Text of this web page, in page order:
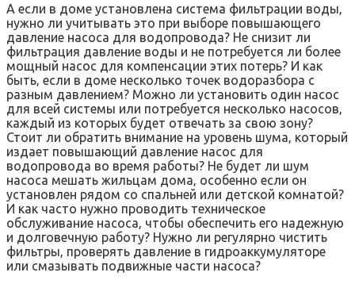
А если в доме установлена система фильтрации воды‚
нужно ли учитывать это при выборе повышающего
давление насоса для водопровода? Не снизит ли
фильтрация давление воды и не потребуется ли более
мощный насос для компенсации этих потерь? И как
быть‚ если в доме несколько точек водоразбора с
разным давлением? Можно ли установить один насос
для всей системы или потребуется несколько насосов‚
каждый из которых будет отвечать за свою зону?
Стоит ли обратить внимание на уровень шума‚ который
издает повышающий давление насос для
водопровода во время работы? Не будет ли шум
насоса мешать жильцам дома‚ особенно если он
установлен рядом со спальней или детской комнатой?
И как часто нужно проводить техническое
обслуживание насоса‚ чтобы обеспечить его надежную
и долговечную работу? Нужно ли регулярно чистить
фильтры‚ проверять давление в гидроаккумуляторе
или смазывать подвижные части насоса?